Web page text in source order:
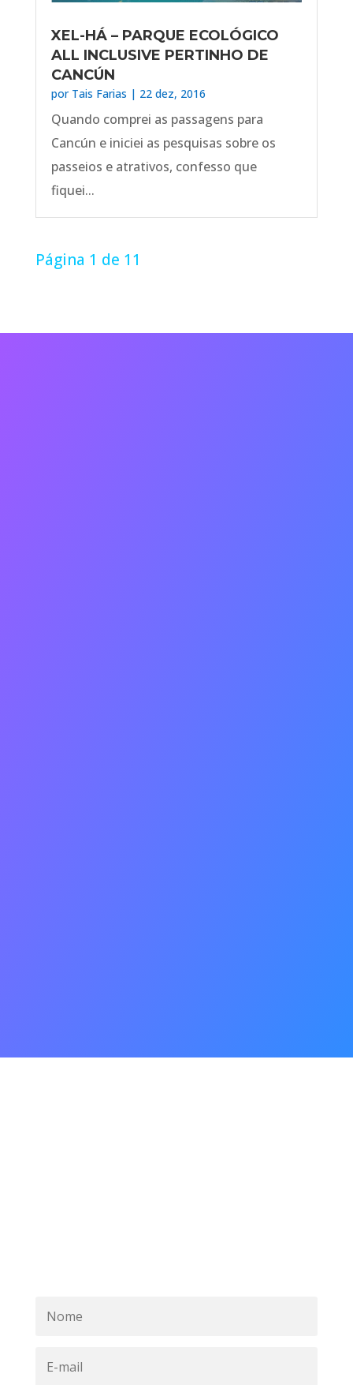
XEL-HÁ – PARQUE ECOLÓGICO
ALL INCLUSIVE PERTINHO DE
CANCÚN
por Tais Farias | 22 dez, 2016
Quando comprei as passagens para
Cancún e iniciei as pesquisas sobre os
passeios e atrativos, confesso que
fiquei...
Página 1 de 11